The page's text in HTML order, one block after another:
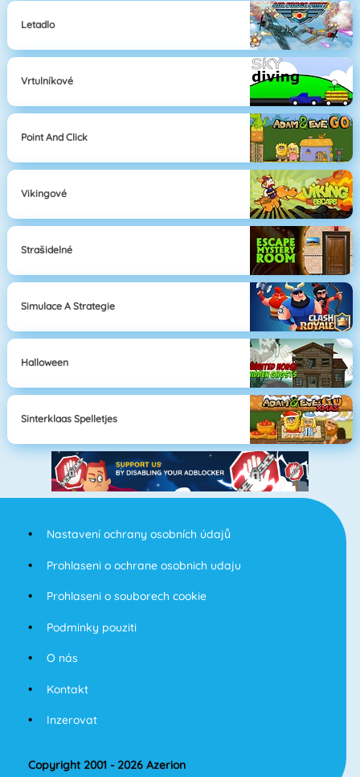
Letadlo
Vrtulníkové
Point And Click
Vikingové
Strašidelné
Simulace A Strategie
Halloween
Sinterklaas Spelletjes
Nastavení ochrany osobních údajů
Prohlaseni o ochrane osobnich udaju
Prohlaseni o souborech cookie
Podminky pouziti
O nás
Kontakt
Inzerovat
Copyright 2001 - 2026 Azerion